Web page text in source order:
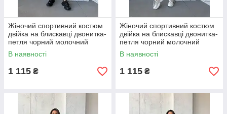
Жіночий спортивний костюм
двійка на блискавці двонитка-
петля чорний молочний
графіт капучино бежевий
оливковий S-XL 50-56
В наявності
1 115 ₴
Жіночий спортивний костюм
двійка на блискавці двонитка-
петля чорний молочний
графіт капучино бежевий
оливковий S-XL 50-56
В наявності
1 115 ₴